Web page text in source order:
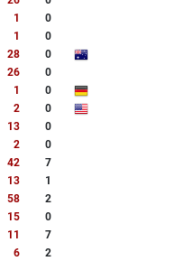
1
0
1
0
28
0
26
0
1
0
2
0
13
0
2
0
42
7
13
1
58
2
15
0
11
7
6
2